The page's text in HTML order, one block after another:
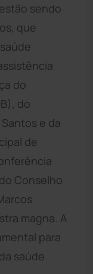
sendo
que
do
do
e da
de
Conselho
magna. A
para
saúde